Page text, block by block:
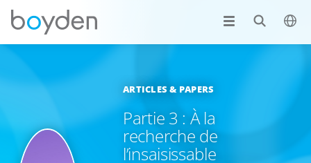
ARTICLES & PAPERS
Partie 3 : À la
recherche de
l’insaisissable